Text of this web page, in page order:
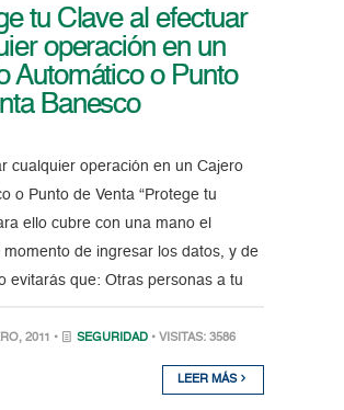
tu Clave al efectuar
operación en un
Automático o Punto
Banesco
cualquier operación en un Cajero
o Punto de Venta “Protege tu
ello cubre con una mano el
momento de ingresar los datos, y de
evitarás que: Otras personas a tu
2011 • SEGURIDAD • VISITAS: 3586
LEER MÁS